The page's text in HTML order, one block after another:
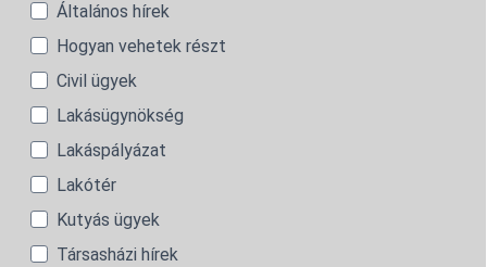
Általános hírek
Hogyan vehetek részt
Civil ügyek
Lakásügynökség
Lakáspályázat
Lakótér
Kutyás ügyek
Társasházi hírek